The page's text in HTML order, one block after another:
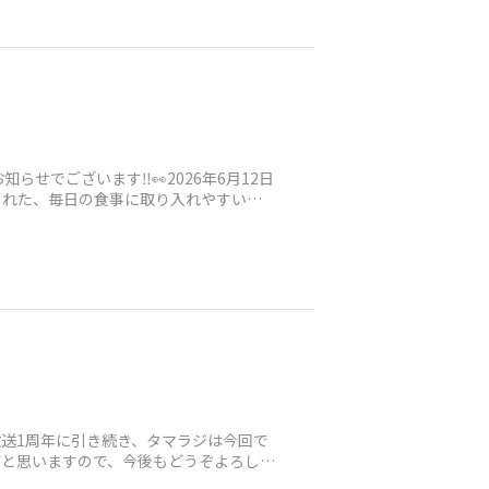
らせでございます‼️👀2026年6月12日
た、毎日の食事に取り入れやすいこ
1周年に引き続き、タマラジは今回で
思いますので、今後もどうぞよろしく